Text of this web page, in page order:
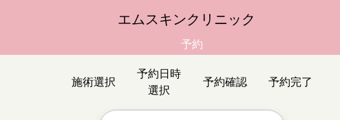
エムスキンクリニック
予約
施術選択
予約日時
選択
予約確認 予約完了